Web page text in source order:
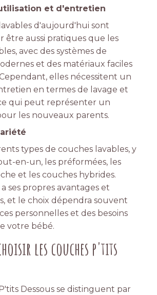
et d'entretien
d'aujourd'hui sont
être aussi pratiques que les
avec des systèmes de
et des matériaux faciles
elles nécessitent un
en termes de lavage et
qui peut représenter un
les nouveaux parents.
types de couches lavables, y
en-un, les préformées, les
et les couches hybrides.
ses propres avantages et
et le choix dépendra souvent
personnelles et des besoins
votre bébé.
les couches p'tits
Dessous se distinguent par